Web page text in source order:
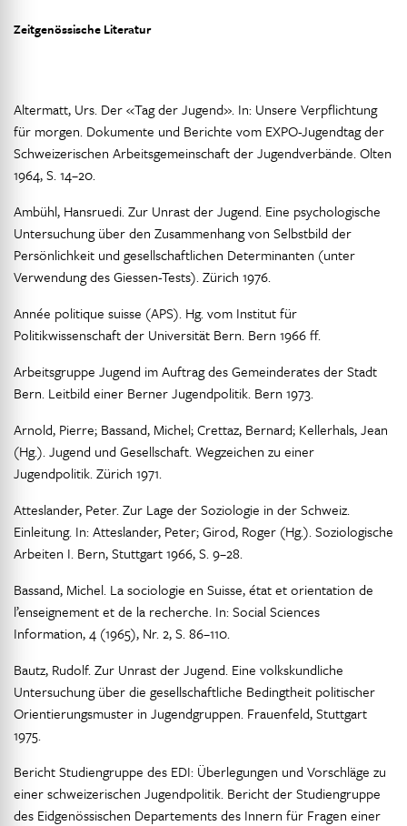
Zeitgenössische Literatur
Altermatt, Urs. Der «Tag der Jugend». In: Unsere Verpflichtung
für morgen. Dokumente und Berichte vom EXPO-Jugendtag der
Schweizerischen Arbeitsgemeinschaft der Jugendverbände. Olten
1964, S. 14–20.
Ambühl, Hansruedi. Zur Unrast der Jugend. Eine psychologische
Untersuchung über den Zusammenhang von Selbstbild der
Persönlichkeit und gesellschaftlichen Determinanten (unter
Verwendung des Giessen-Tests). Zürich 1976.
Année politique suisse (APS). Hg. vom Institut für
Politikwissenschaft der Universität Bern. Bern 1966 ff.
Arbeitsgruppe Jugend im Auftrag des Gemeinderates der Stadt
Bern. Leitbild einer Berner Jugendpolitik. Bern 1973.
Arnold, Pierre; Bassand, Michel; Crettaz, Bernard; Kellerhals, Jean
(Hg.). Jugend und Gesellschaft. Wegzeichen zu einer
Jugendpolitik. Zürich 1971.
Atteslander, Peter. Zur Lage der Soziologie in der Schweiz.
Einleitung. In: Atteslander, Peter; Girod, Roger (Hg.). Soziologische
Arbeiten I. Bern, Stuttgart 1966, S. 9–28.
Bassand, Michel. La sociologie en Suisse, état et orientation de
l’enseignement et de la recherche. In: Social Sciences
Information, 4 (1965), Nr. 2, S. 86–110.
Bautz, Rudolf. Zur Unrast der Jugend. Eine volkskundliche
Untersuchung über die gesellschaftliche Bedingtheit politischer
Orientierungsmuster in Jugendgruppen. Frauenfeld, Stuttgart
1975.
Bericht Studiengruppe des EDI: Überlegungen und Vorschläge zu
einer schweizerischen Jugendpolitik. Bericht der Studiengruppe
des Eidgenössischen Departements des Innern für Fragen einer